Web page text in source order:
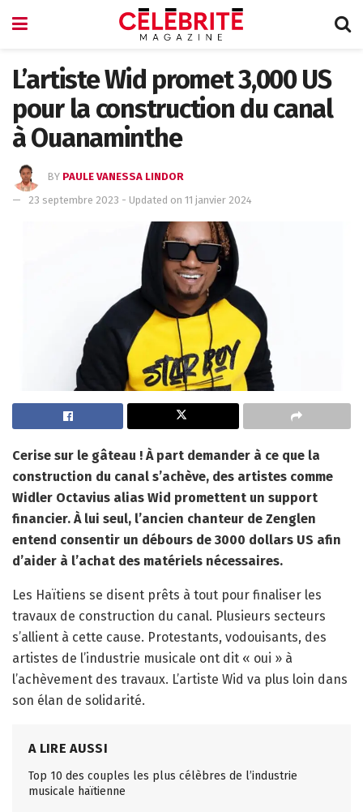
L’artiste Wid promet 3,000 US
pour la construction du canal
à Ouanaminthe
BY PAULE VANESSA LINDOR
23 septembre 2023 - Updated on 11 janvier 2024
Cerise sur le gâteau ! À part demander à ce que la
construction du canal s’achève, des artistes comme
Widler Octavius alias Wid promettent un support
financier. À lui seul, l’ancien chanteur de Zenglen
entend consentir un débours de 3000 dollars US afin
d’aider à l’achat des matériels nécessaires.
Les Haïtiens se disent prêts à tout pour finaliser les
travaux de construction du canal. Plusieurs secteurs
s’allient à cette cause. Protestants, vodouisants, des
artistes de l’industrie musicale ont dit « oui » à
l’achèvement des travaux. L’artiste Wid va plus loin dans
son élan de solidarité.
A LIRE AUSSI
Top 10 des couples les plus célèbres de l’industrie
musicale haïtienne